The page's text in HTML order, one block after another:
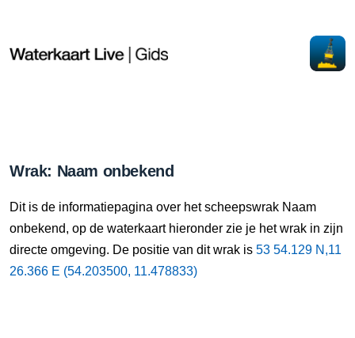
Wrak: Naam onbekend
Dit is de informatiepagina over het scheepswrak Naam
onbekend, op de waterkaart hieronder zie je het wrak in zijn
directe omgeving. De positie van dit wrak is 53 54.129 N,11
26.366 E (54.203500, 11.478833)